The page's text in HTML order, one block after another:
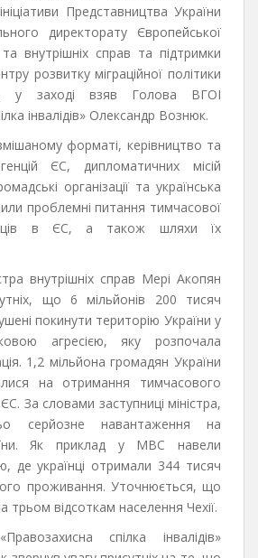
Представництва України
директорату Європейської
та внутрішніх справ та підтримки
розвитку міграційної політики
у заході взяв Голова ВГОІ
інвалідів» Олександр Вознюк.
форматі, керівництво та
ЄС, дипломатичних місій
організації та українська
проблемні питання тимчасової
в ЄС, а також шляхи їх
внутрішніх справ Мері Акопян
що 6 мільйонів 200 тисяч
покинути територію України у
агресією, яку розпочала
1,2 мільйона громадян України
на отримання тимчасового
За словами заступниці міністра,
серйозне навантаження на
Як приклад у МВС навели
де українці отримали 344 тисяч
проживання. Уточнюється, що
трьом відсоткам населення Чехії.
спілка інвалідів»